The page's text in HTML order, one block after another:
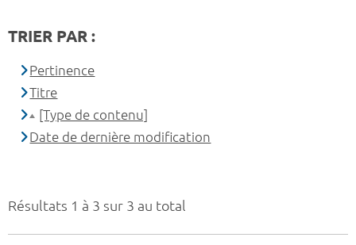
Résultats 1 à 3 sur 3 au total
TRIER PAR :
Pertinence
Titre
[Type de contenu]
Date de dernière modification